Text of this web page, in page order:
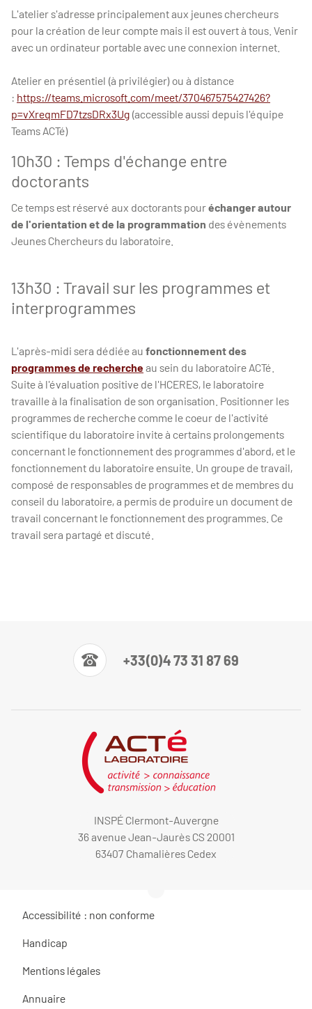
L'atelier s'adresse principalement aux jeunes chercheurs
pour la création de leur compte mais il est ouvert à tous. Venir
avec un ordinateur portable avec une connexion internet.
Atelier en présentiel (à privilégier) ou à distance
: https://teams.microsoft.com/meet/370467575427426?
p=vXreqmFD7tzsDRx3Ug (accessible aussi depuis l'équipe
Teams ACTé)
10h30 : Temps d'échange entre
doctorants
Ce temps est réservé aux doctorants pouréchanger autour
de l'orientation et de la programmation des évènements
Jeunes Chercheurs du laboratoire.
13h30 : Travail sur les programmes et
interprogrammes
L'après-midi sera dédiée au fonctionnement des
programmes de recherche au sein du laboratoire ACTé.
Suite à l'évaluation positive de l'HCERES, le laboratoire
travaille à la finalisation de son organisation. Positionner les
programmes de recherche comme le coeur de l'activité
scientifique du laboratoire invite à certains prolongements
concernant le fonctionnement des programmes d'abord, et le
fonctionnement du laboratoire ensuite. Un groupe de travail,
composé de responsables de programmes et de membres du
conseil du laboratoire, a permis de produire un document de
travail concernant le fonctionnement des programmes. Ce
travail sera partagé et discuté.
+33(0)4 73 31 87 69
INSPÉ Clermont-Auvergne
36 avenue Jean-Jaurès CS 20001
63407 Chamalières Cedex
Accessibilité : non conforme
Handicap
Mentions légales
Annuaire